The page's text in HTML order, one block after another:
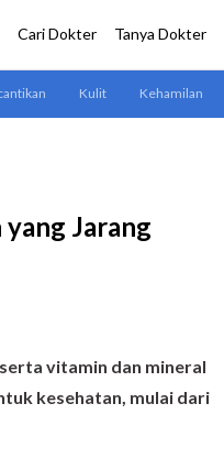
Jarang
vitamin dan mineral
kesehatan, mulai dari